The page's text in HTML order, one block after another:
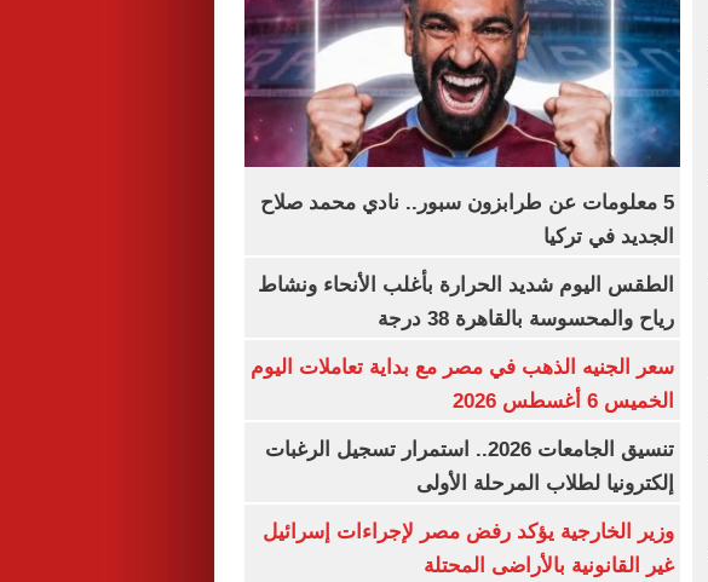
5 معلومات عن طرابزون سبور.. نادي محمد صلاح
الجديد في تركيا
الطقس اليوم شديد الحرارة بأغلب الأنحاء ونشاط
رياح والمحسوسة بالقاهرة 38 درجة
سعر الجنيه الذهب في مصر مع بداية تعاملات اليوم
الخميس 6 أغسطس 2026
تنسيق الجامعات 2026.. استمرار تسجيل الرغبات
إلكترونيا لطلاب المرحلة الأولى
وزير الخارجية يؤكد رفض مصر لإجراءات إسرائيل
غير القانونية بالأراضى المحتلة